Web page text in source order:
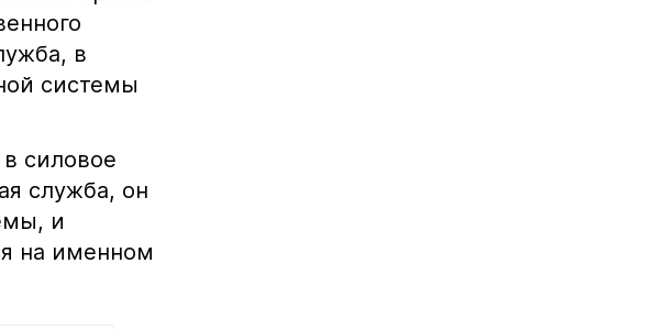
в
системы
силовое
служба, он
и
на именном